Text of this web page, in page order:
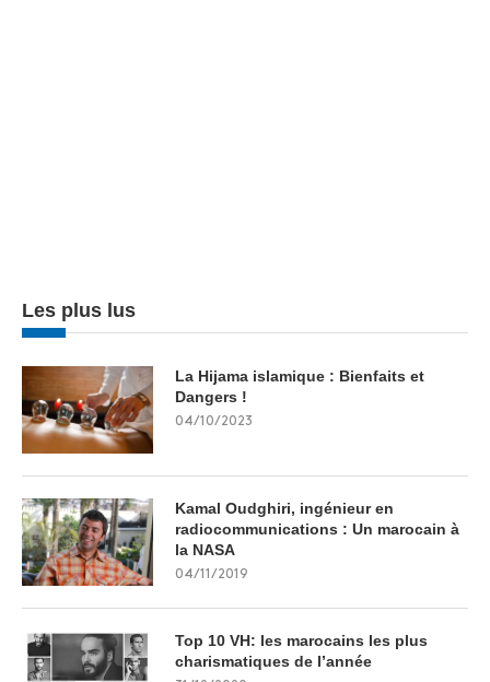
Les plus lus
La Hijama islamique : Bienfaits et
Dangers !
04/10/2023
Kamal Oudghiri, ingénieur en
radiocommunications : Un marocain à
la NASA
04/11/2019
Top 10 VH: les marocains les plus
charismatiques de l’année